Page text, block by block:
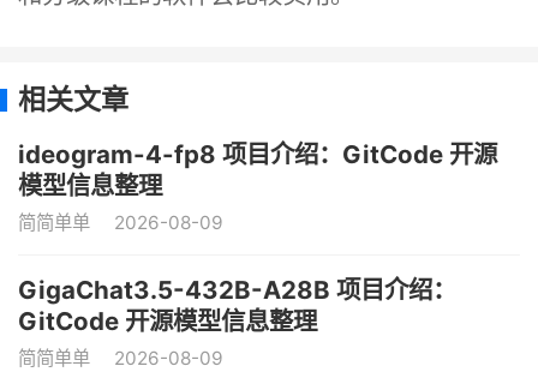
相关文章
ideogram-4-fp8 项目介绍：GitCode 开源
模型信息整理
简简单单 2026-08-09
GigaChat3.5-432B-A28B 项目介绍：
GitCode 开源模型信息整理
简简单单 2026-08-09